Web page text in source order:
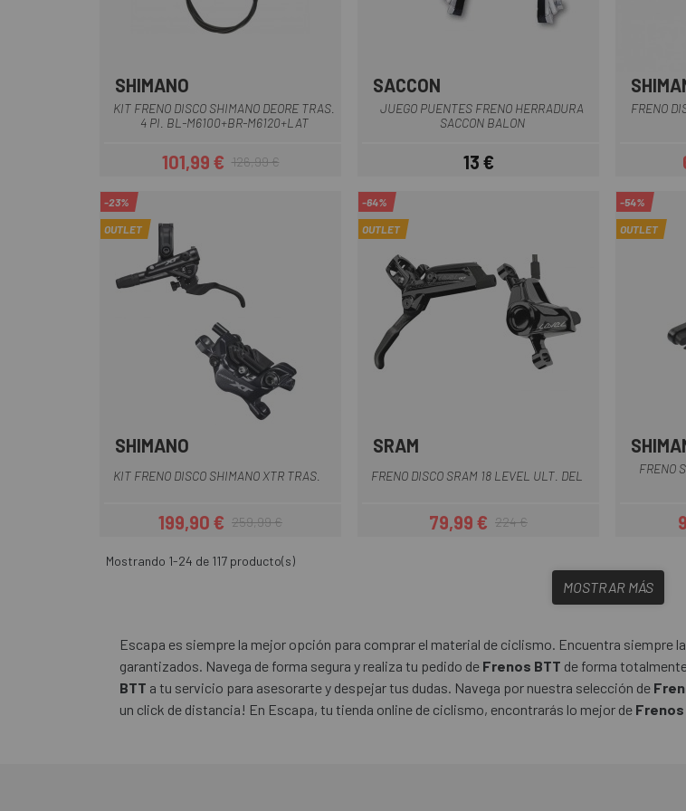
SHIMANO
KIT FRENO DISCO SHIMANO DEORE TRAS.
4 PI. BL-M6100+BR-M6120+LAT
Precio
101,99 €Precio regular
126,99 €
SACCON
JUEGO PUENTES FRENO HERRADURA
SACCON BALON
Precio
13 €
FRENO
-23%
OUTLET
SHIMANO
KIT FRENO DISCO SHIMANO XTR TRAS.
Precio
199,90 €Precio regular
259,99 €
-64%
OUTLET
SRAM
FRENO DISCO SRAM 18 LEVEL ULT. DEL
Precio
79,99 €Precio regular
224 €
-54%
OUTLET
FRENO
Mostrando 1-24 de 117 producto(s)
MOSTRAR MÁS
Escapa es siempre la mejor opción para comprar el material de ciclismo. Encuentra siempre
garantizados. Navega de forma segura y realiza tu pedido de Frenos BTT de forma
BTT a tu servicio para asesorarte y despejar tus dudas. Navega por nuestra selección de
un click de distancia! En Escapa, tu tienda online de ciclismo, encontrarás lo mejor de Frenos